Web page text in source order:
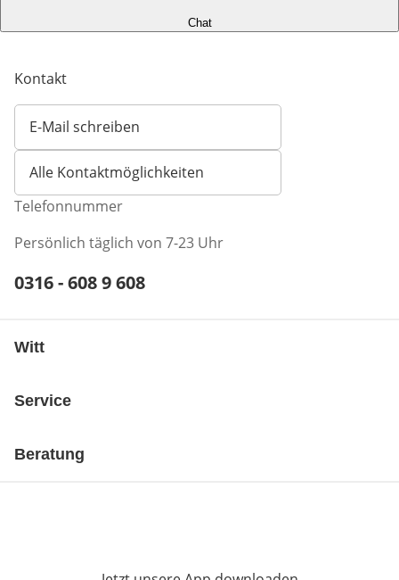
Chat
Kontakt
E-Mail schreiben
Öffnet E-Mail-Client
Alle Kontaktmöglichkeiten
Telefonnummer
Persönlich täglich von 7-23 Uhr
Telefonnummer:
0316 - 608 9 608
Witt
Service
Beratung